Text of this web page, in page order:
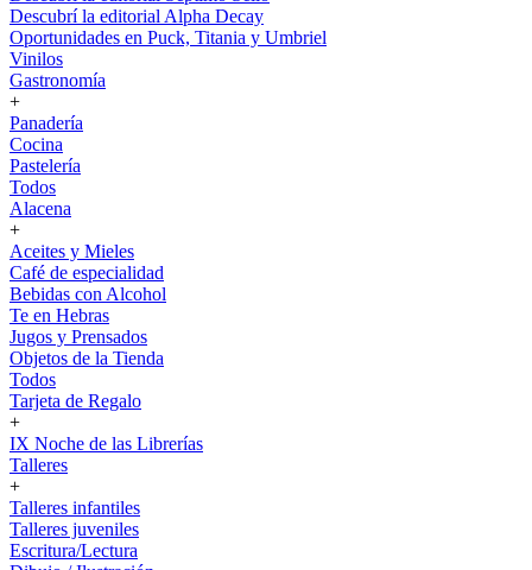
Descubrí la editorial Alpha Decay
Oportunidades en Puck, Titania y Umbriel
Vinilos
Gastronomía
+
Panadería
Cocina
Pastelería
Todos
Alacena
+
Aceites y Mieles
Café de especialidad
Bebidas con Alcohol
Te en Hebras
Jugos y Prensados
Objetos de la Tienda
Todos
Tarjeta de Regalo
+
IX Noche de las Librerías
Talleres
+
Talleres infantiles
Talleres juveniles
Escritura/Lectura